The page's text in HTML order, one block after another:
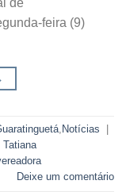
feira (9)
, Notícias
Tatiana
Deixe um comentário